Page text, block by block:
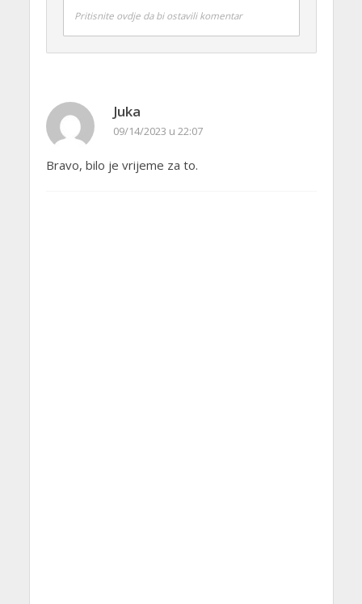
Pritisnite ovdje da bi ostavili komentar
Juka
09/14/2023 u 22:07
Bravo, bilo je vrijeme za to.